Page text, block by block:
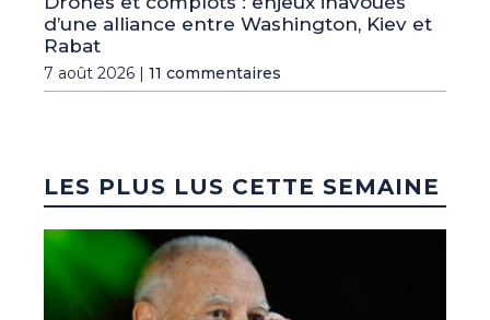
d’une alliance entre Washington, Kiev et
Rabat
7 août 2026 | 11 commentaires
LES PLUS LUS CETTE SEMAINE